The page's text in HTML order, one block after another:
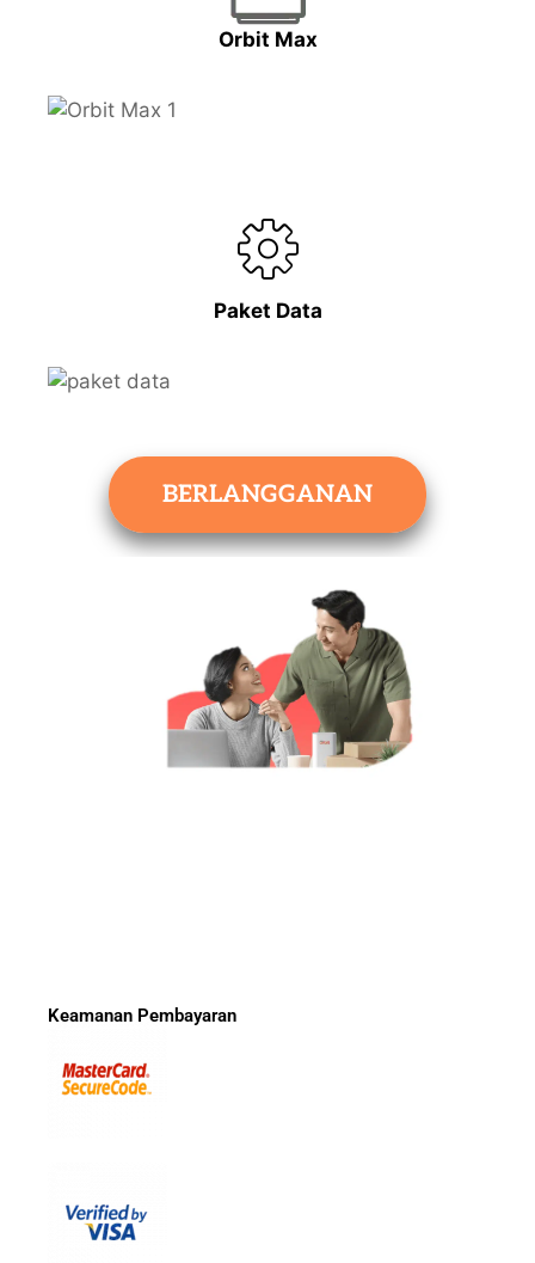
Orbit Max
Paket Data
BERLANGGANAN
Keamanan Pembayaran